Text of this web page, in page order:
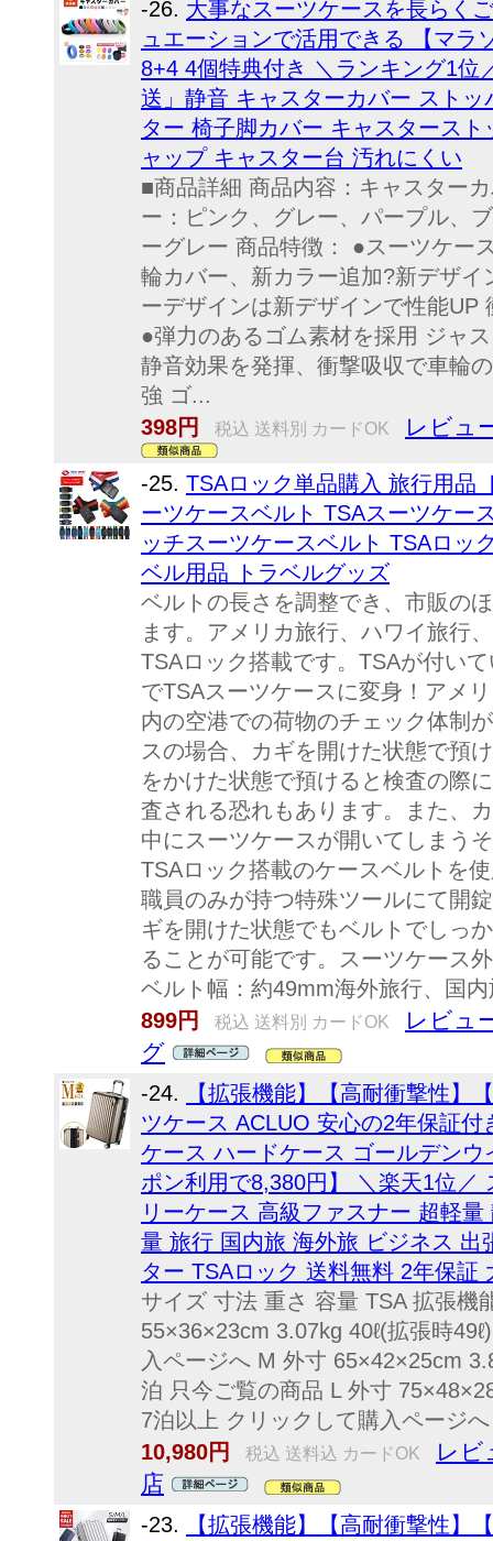
-26. 大事なスーツケースを長らく
ュエーションで活用できる 【マラ
8+4 4個特典付き ＼ランキング1位
送」静音 キャスターカバー スト
ター 椅子脚カバー キャスタース
ャップ キャスター台 汚れにくい
■商品詳細 商品内容：キャスター
ー：ピンク、グレー、パープル、
ーグレー 商品特徴： ●スーツケー
輪カバー、新カラー追加?新デ
ーデザインは新デザインで性能UP
●弾力のあるゴム素材を採用 ジャ
静音効果を発揮、衝撃吸収で車輪
強 ゴ...
398円
税込 送料別 カードOK レビュ
-25. TSAロック単品購入 旅行用品
ーツケースベルト TSAスーツケー
ッチスーツケースベルト TSAロッ
ベル用品 トラベルグッズ
ベルトの長さを調整でき、市販の
ます。アメリカ旅行、ハワイ旅行
TSAロック搭載です。TSAが付い
でTSAスーツケースに変身！アメ
内の空港での荷物のチェック体制
スの場合、カギを開けた状態で預
をかけた状態で預けると検査の際
査される恐れもあります。また、
中にスーツケースが開いてしまう
TSAロック搭載のケースベルトを
職員のみが持つ特殊ツールにて開
ギを開けた状態でもベルトでしっ
ることが可能です。スーツケース
ベルト幅：約49mm海外旅行、国
899円
税込 送料別 カードOK
レビュ
グ
-24.
【拡張機能】【高耐衝撃性】
ツケース ACLUO 安心の2年保証
ケース ハードケース ゴールデン
ポン利用で8,380円】 ＼楽天1位／
リーケース 高級ファスナー 超軽
量 旅行 国内旅 海外旅 ビジネス
ター TSAロック 送料無料 2年保証
サイズ 寸法 重さ 容量 TSA 拡張機
55×36×23cm 3.07kg 40ℓ(拡張時
入ページへ M 外寸 65×42×25cm
泊 只今ご覧の商品 L 外寸
7泊以上 クリックして購入ページ
10,980円
税込 送料込 カードOK
レビ
店
-23.
【拡張機能】【高耐衝撃性】